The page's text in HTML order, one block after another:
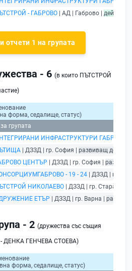
- ГАБРОВО | АД | Габрово | действащ
отчети 1 на групата
- 6 (в които ПЪТСТРОЙ
форма, седалище, статус)
групата
ИНФРАСТРУКТУРИ ГАБРОВО
| ДЗЗД | гр. София | развиващ дейност
ЦЕНТЪР | ДЗЗД | гр. София |
- 19 - 24 | ДЗЗД | гр.
НИКОЛАЕВО | ДЗЗД | гр. Стара
ЕТЪР | ДЗЗД | гр. Варна |
- 2 (дружества със същия
- ДЕНКА ГЕНЧЕВА СТОЕВА)
форма, седалище, статус)